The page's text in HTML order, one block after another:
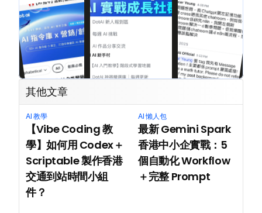
其他文章
AI 教學
【Vibe Coding 教
學】如何用 Codex＋
Scriptable 製作香港
交通到站時間小組
件？
AI 懶人包
最新 Gemini Spark
香港中小企實戰：5
個自動化 Workflow
＋完整 Prompt